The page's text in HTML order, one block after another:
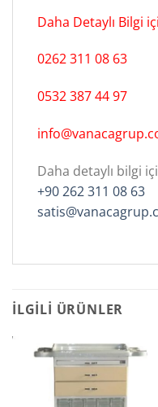
Daha Detaylı Bilgi
0262 311 08 63
0532 387 44 97
Daha detaylı bilgi
+90 262 311 08 63
İLGILI ÜRÜNLER